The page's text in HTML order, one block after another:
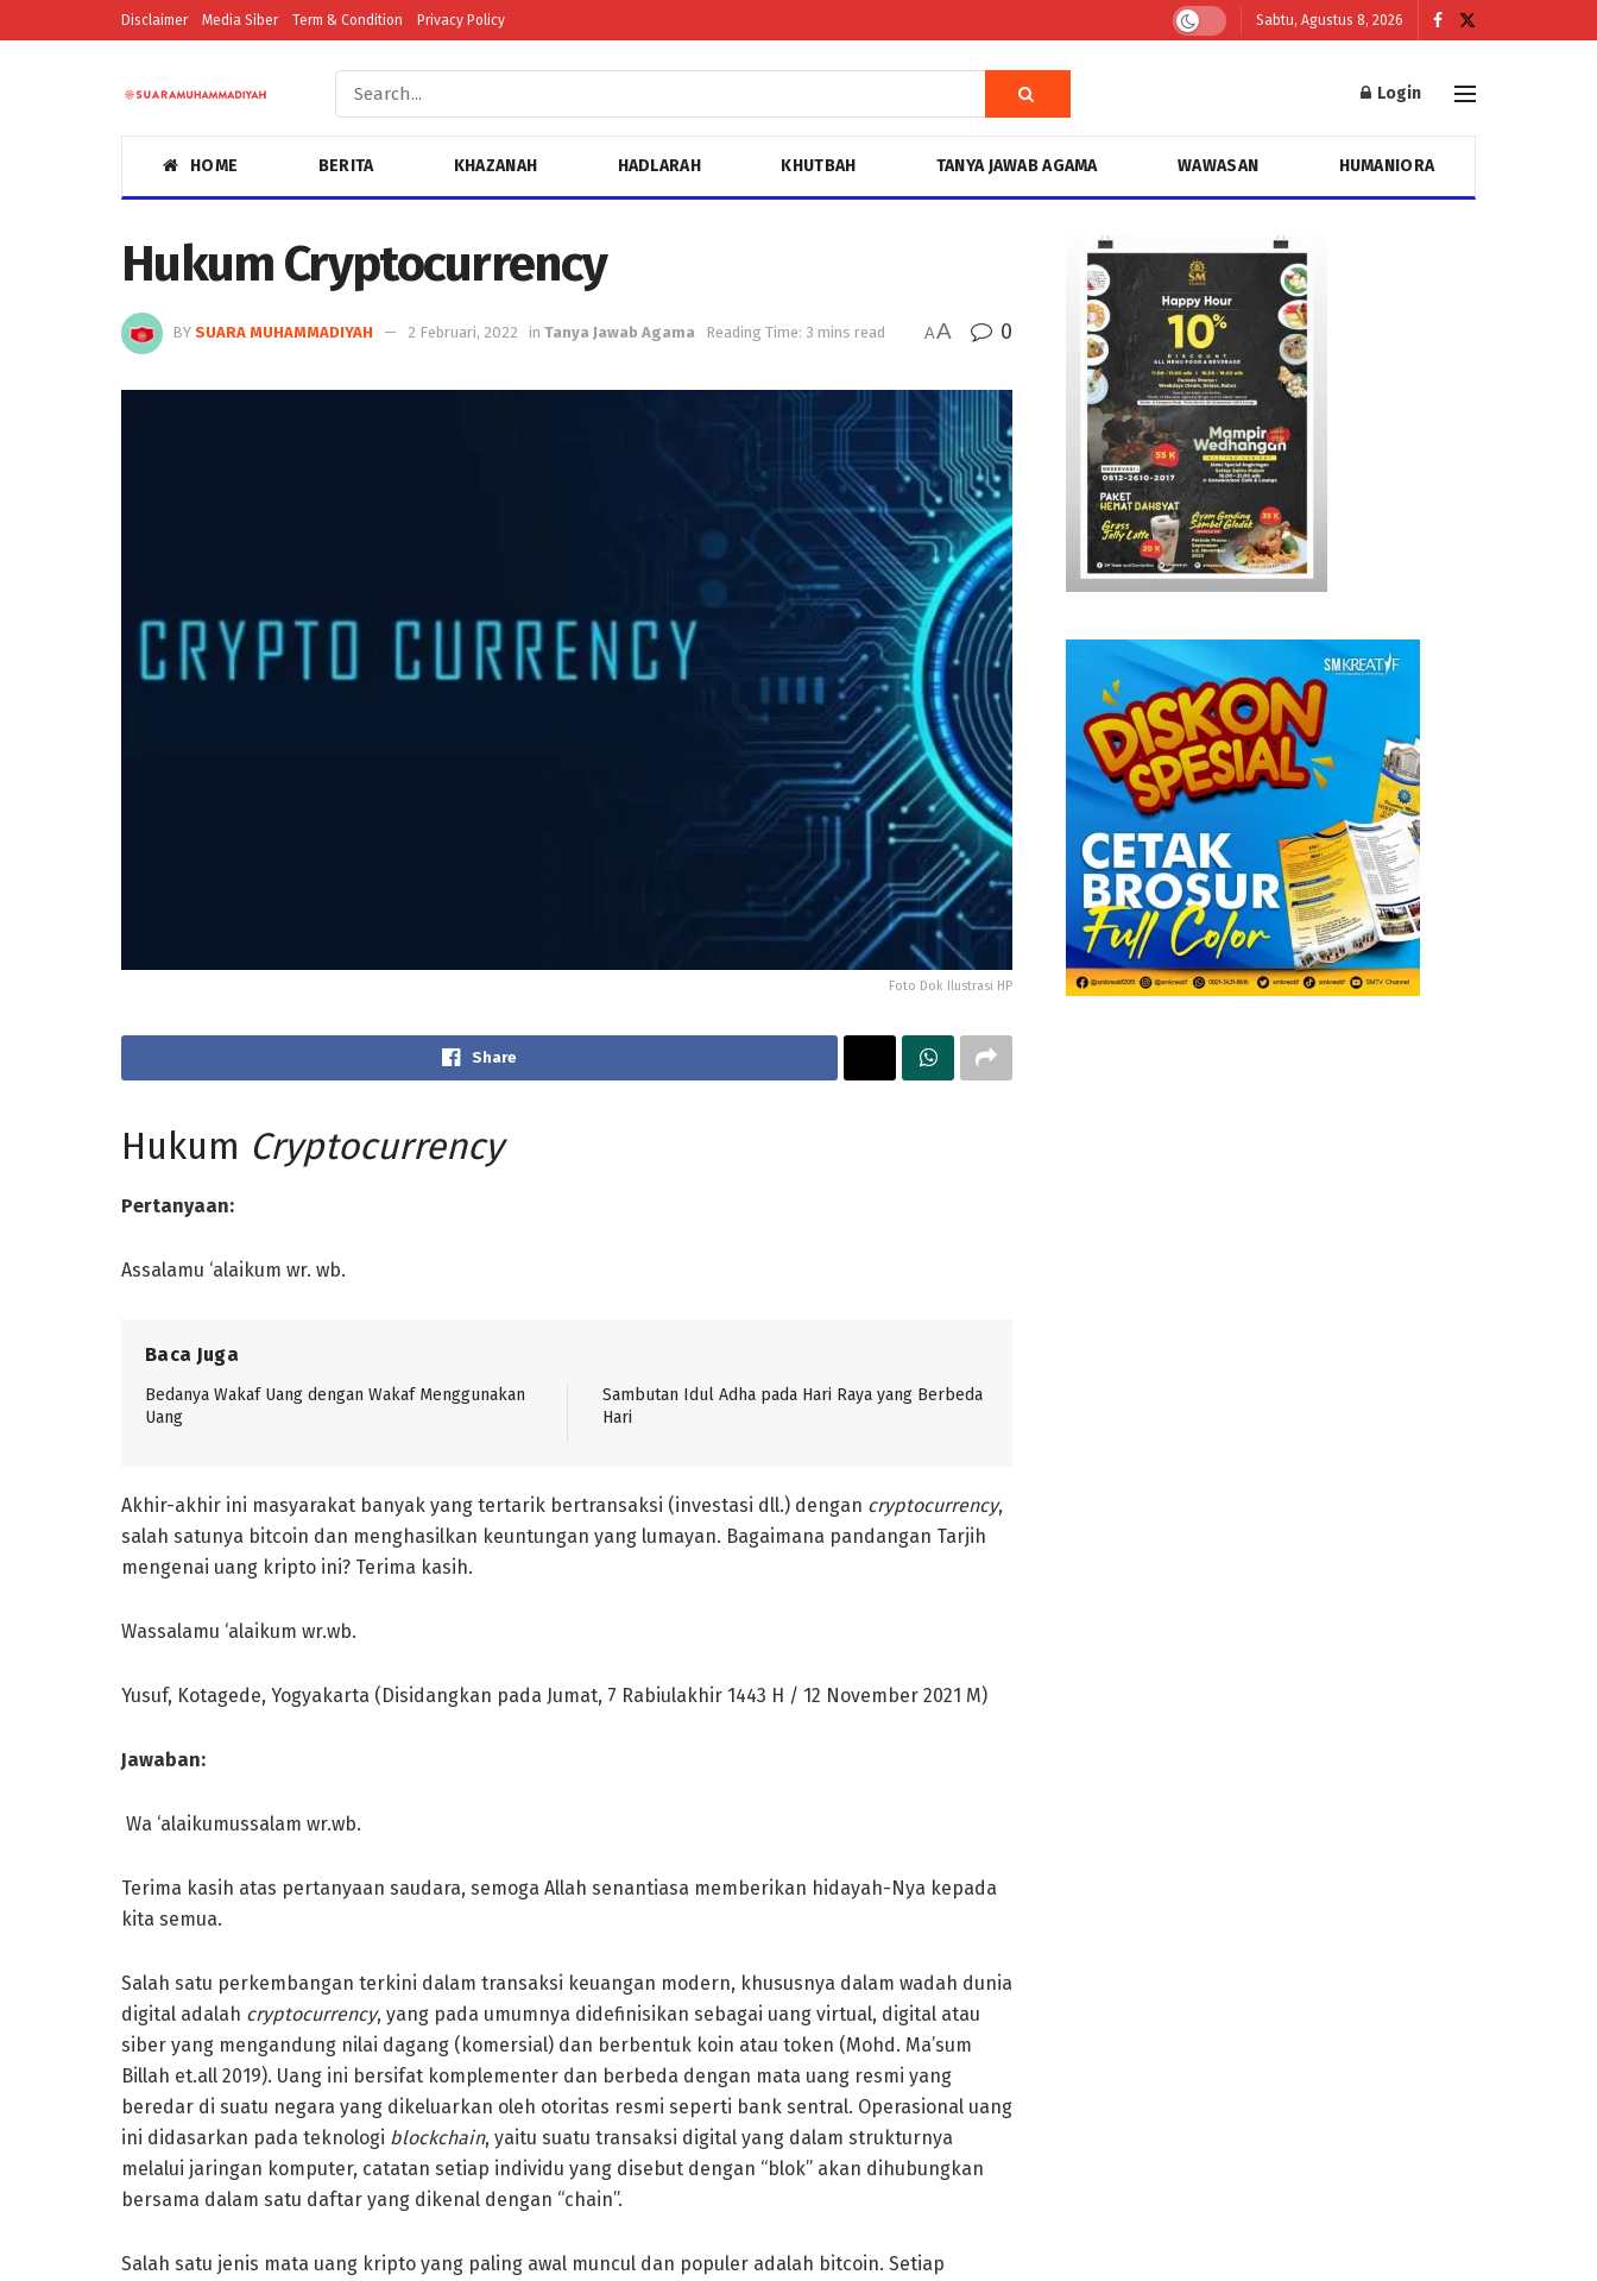
Disclaimer Media Siber Term & Condition Privacy Policy Sabtu, Agustus 8, 2026
Login
HOME BERITA KHAZANAH HADLARAH KHUTBAH TANYA JAWAB AGAMA WAWASAN HUMANIORA
Hukum Cryptocurrency
BY SUARA MUHAMMADIYAH 2 Februari, 2022 in Tanya Jawab Agama Reading Time: 3 mins read AA 0
Foto Dok Ilustrasi HP
Share
Hukum Cryptocurrency
Pertanyaan:
Assalamu ‘alaikum wr. wb.
Baca Juga
Bedanya Wakaf Uang dengan Wakaf Menggunakan
Uang
Sambutan Idul Adha pada Hari Raya yang Berbeda
Hari
Akhir-akhir ini masyarakat banyak yang tertarik bertransaksi (investasi dll.) dengan cryptocurrency,
salah satunya bitcoin dan menghasilkan keuntungan yang lumayan. Bagaimana pandangan Tarjih
mengenai uang kripto ini? Terima kasih.
Wassalamu ‘alaikum wr.wb.
Yusuf, Kotagede, Yogyakarta (Disidangkan pada Jumat, 7 Rabiulakhir 1443 H / 12 November 2021 M)
Jawaban:
Wa ‘alaikumussalam wr.wb.
Terima kasih atas pertanyaan saudara, semoga Allah senantiasa memberikan hidayah-Nya kepada
kita semua.
Salah satu perkembangan terkini dalam transaksi keuangan modern, khususnya dalam wadah dunia
digital adalah cryptocurrency, yang pada umumnya didefinisikan sebagai uang virtual, digital atau
siber yang mengandung nilai dagang (komersial) dan berbentuk koin atau token (Mohd. Ma’sum
Billah et.all 2019). Uang ini bersifat komplementer dan berbeda dengan mata uang resmi yang
beredar di suatu negara yang dikeluarkan oleh otoritas resmi seperti bank sentral. Operasional uang
ini didasarkan pada teknologi blockchain, yaitu suatu transaksi digital yang dalam strukturnya
melalui jaringan komputer, catatan setiap individu yang disebut dengan “blok” akan dihubungkan
bersama dalam satu daftar yang dikenal dengan “chain”.
Salah satu jenis mata uang kripto yang paling awal muncul dan populer adalah bitcoin. Setiap